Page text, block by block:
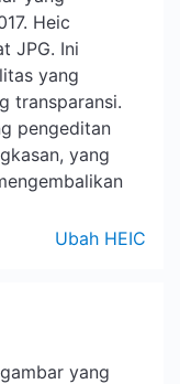
Heic
JPG. Ini
yang
transparansi.
pengeditan
yang
Ubah HEIC
yang